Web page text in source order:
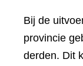
Bij de
provincie
derden. Dit